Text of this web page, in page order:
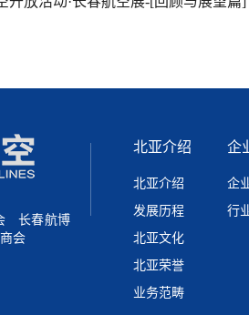
长春航博
会
北亚介绍
北亚介绍
发展历程
北亚文化
北亚荣誉
业务范畴
企
企
行